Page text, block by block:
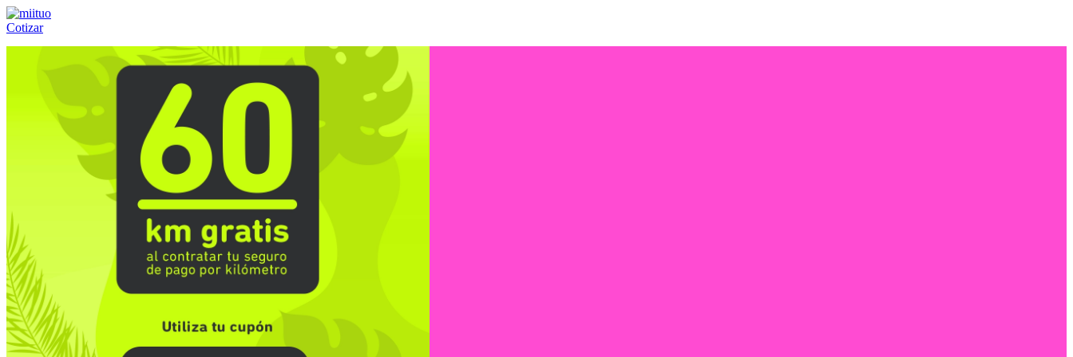
Cotizar
(55) 84-21-05-00ó800-953-00-59